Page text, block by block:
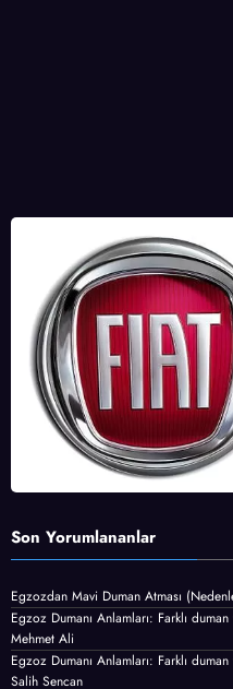
Son Yorumlananlar
Egzozdan Mavi Duman Atması
Egzoz Dumanı Anlamları: Farklı
Mehmet Ali
Egzoz Dumanı Anlamları: Farklı
Salih Sencan